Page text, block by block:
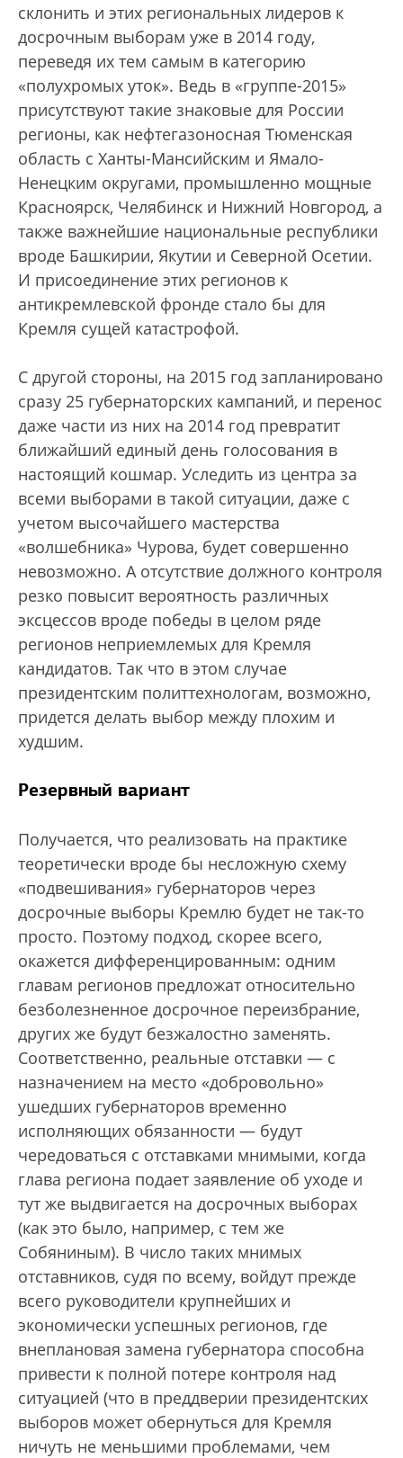
склонить и этих региональных лидеров к
досрочным выборам уже в 2014 году,
переведя их тем самым в категорию
«полухромых уток». Ведь в «группе-2015»
присутствуют такие знаковые для России
регионы, как нефтегазоносная Тюменская
область с Ханты-Мансийским и Ямало-
Ненецким округами, промышленно мощные
Красноярск, Челябинск и Нижний Новгород, а
также важнейшие национальные республики
вроде Башкирии, Якутии и Северной Осетии.
И присоединение этих регионов к
антикремлевской фронде стало бы для
Кремля сущей катастрофой.
С другой стороны, на 2015 год запланировано
сразу 25 губернаторских кампаний, и перенос
даже части из них на 2014 год превратит
ближайший единый день голосования в
настоящий кошмар. Уследить из центра за
всеми выборами в такой ситуации, даже с
учетом высочайшего мастерства
«волшебника» Чурова, будет совершенно
невозможно. А отсутствие должного контроля
резко повысит вероятность различных
эксцессов вроде победы в целом ряде
регионов неприемлемых для Кремля
кандидатов. Так что в этом случае
президентским политтехнологам, возможно,
придется делать выбор между плохим и
худшим.
Резервный вариант
Получается, что реализовать на практике
теоретически вроде бы несложную схему
«подвешивания» губернаторов через
досрочные выборы Кремлю будет не так-то
просто. Поэтому подход, скорее всего,
окажется дифференцированным: одним
главам регионов предложат относительно
безболезненное досрочное переизбрание,
других же будут безжалостно заменять.
Соответственно, реальные отставки — с
назначением на место «добровольно»
ушедших губернаторов временно
исполняющих обязанности — будут
чередоваться с отставками мнимыми, когда
глава региона подает заявление об уходе и
тут же выдвигается на досрочных выборах
(как это было, например, с тем же
Собяниным). В число таких мнимых
отставников, судя по всему, войдут прежде
всего руководители крупнейших и
экономически успешных регионов, где
внеплановая замена губернатора способна
привести к полной потере контроля над
ситуацией (что в преддверии президентских
выборов может обернуться для Кремля
ничуть не меньшими проблемами, чем